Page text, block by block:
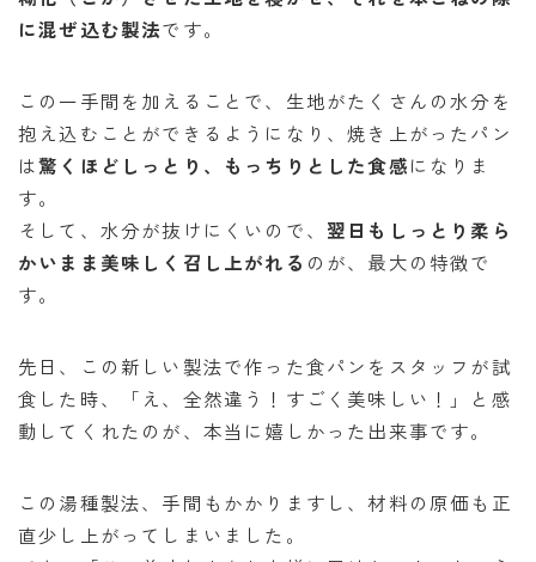
に混ぜ込む製法です。
この一手間を加えることで、生地がたくさんの水分を
抱え込むことができるようになり、焼き上がったパン
は驚くほどしっとり、もっちりとした食感になりま
す。
そして、水分が抜けにくいので、 翌日もしっとり柔ら
かいまま美味しく召し上がれる のが、最大の特徴で
す。
先日、この新しい製法で作った食パンをスタッフが試
食した時、「え、全然違う！すごく美味しい！」と感
動してくれたのが、本当に嬉しかった出来事です。
この湯種製法、手間もかかりますし、材料の原価も正
直少し上がってしまいました。